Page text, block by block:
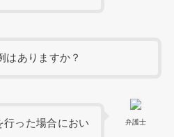
はありますか？
弁護士
行った場合におい